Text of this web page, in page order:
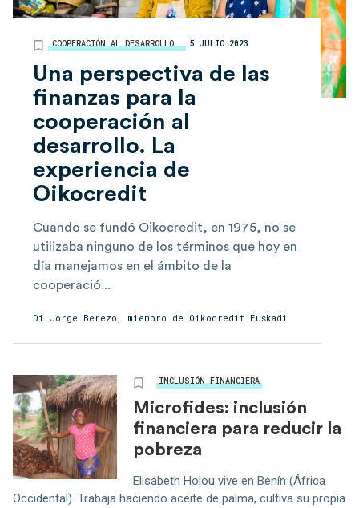
COOPERACIÓN AL DESARROLLO 5 JULIO 2023
Una perspectiva de las
finanzas para la
cooperación al
desarrollo. La
experiencia de
Oikocredit
Cuando se fundó Oikocredit, en 1975, no se
utilizaba ninguno de los términos que hoy en
día manejamos en el ámbito de la
cooperació...
Di Jorge Berezo, miembro de Oikocredit Euskadi
INCLUSIÓN FINANCIERA
Microfides: inclusión
financiera para reducir la
pobreza
Elisabeth Holou vive en Benín (África
Occidental). Trabaja haciendo aceite de palma, cultiva su propia